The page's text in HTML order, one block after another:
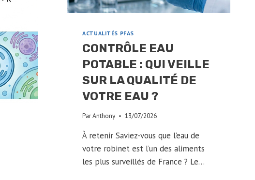
ACTUALITÉS PFAS
CONTRÔLE EAU
POTABLE : QUI VEILLE
SUR LA QUALITÉ DE
VOTRE EAU ?
ParAnthony 13/07/2026
À retenir Saviez-vous que l’eau de
votre robinet est l’un des aliments
les plus surveillés de France ? Le…